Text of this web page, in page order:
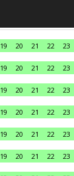
19 20 21 22
23
19 20 21 22
23
19 20 21 22
23
19 20 21 22
23
19 20 21 22
23
19 20 21 22
23